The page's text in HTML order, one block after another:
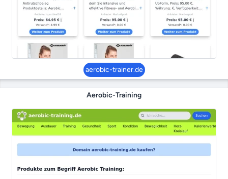
aerobic-trainer.de
Aerobic-Training